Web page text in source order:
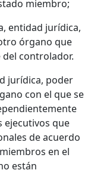
miembro;
entidad jurídica,
órgano que
controlador.
jurídica, poder
con el que se
ejecutivos que
de acuerdo
en el
están